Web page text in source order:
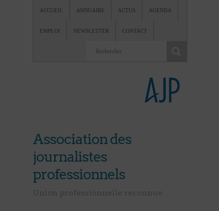
ACCUEIL ANNUAIRE ACTUS AGENDA
EMPLOI NEWSLETTER CONTACT
Association des
journalistes
professionnels